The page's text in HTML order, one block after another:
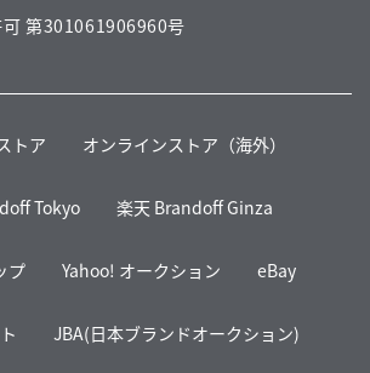
第301061906960号
トア オンラインストア（海外）
Tokyo 楽天 Brandoff Ginza
プ Yahoo! オークション eBay
JBA(日本ブランドオークション)